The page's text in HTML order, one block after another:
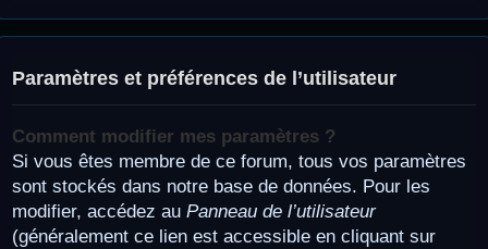
Paramètres et préférences de l’utilisateur
Comment modifier mes paramètres ?
Si vous êtes membre de ce forum, tous vos paramètres
sont stockés dans notre base de données. Pour les
modifier, accédez au Panneau de l’utilisateur
(généralement ce lien est accessible en cliquant sur